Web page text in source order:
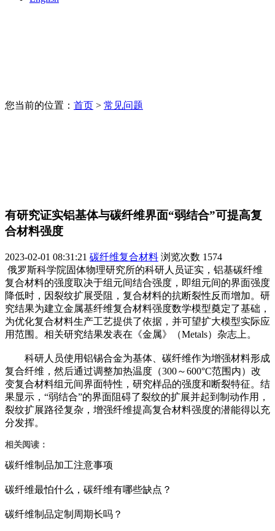
您当前的位置： 首页 > 常见问题
有研究证实铝基体与碳纤维界面“弱结合”可提高复
合材料强度
2023-02-01 08:31:21 碳纤维复合材料 浏览次数 1574
俄罗斯科学院固体物理研究所的科研人员证实，铝基碳纤维
复合材料的强度取决于组元间结合强度，即组元间的界面强度
降低时，因裂纹扩展受阻，复合材料的抗断裂性反而增加。研
究结果为建立金属基纤维复合材料强度数学模型奠定了基础，
为优化复合材料生产工艺提供了依据，并可望扩大模型实际应
用范围。相关研究结果发表在《金属》（Metals）杂志上。
科研人员使用铝锡合金为基体、碳纤维作为增强材料形成
复合纤维，然后通过调整加热温度（300～600°C范围内）改
变复合材料组元间界面特性，研究样品的强度和断裂特征。结
果显示，“弱结合”的界面阻碍了裂纹的扩展并起到制动作用，
裂纹扩展路径复杂，增强纤维提高复合材料强度的潜能得以充
分发挥。
相关阅读：
碳纤维制品加工注意事项
碳纤维最怕什么，碳纤维有哪些缺点？
碳纤维制品定制周期长吗？